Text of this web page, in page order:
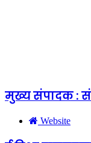
मुख्य संपादक :
Website